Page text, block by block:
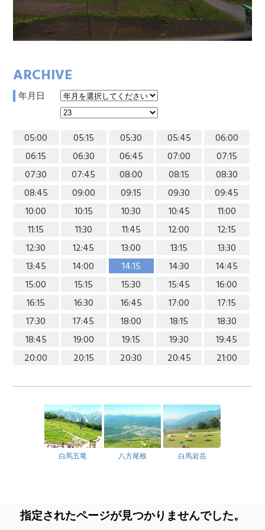
ARCHIVE
年月日
05:00 05:15 05:30 05:45
06:00
06:15
06:30 06:45 07:00
07:15
07:30
07:45 08:00 08:15
08:30
08:45
09:00 09:15 09:30
09:45
10:00
10:15 10:30 10:45
11:00
11:15
11:30 11:45 12:00
12:15
12:30
12:45 13:00 13:15
13:30
13:45
14:00 14:15 14:30
14:45
15:00
15:15 15:30 15:45
16:00
16:15
16:30 16:45 17:00
17:15
17:30
17:45 18:00 18:15
18:30
18:45
19:00 19:15 19:30
19:45
20:00
20:15 20:30 20:45 21:00
白馬五竜 八方尾根 白馬岩岳